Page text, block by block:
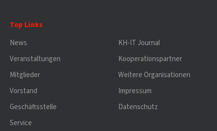
Top Links
News
Veranstaltungen
Mitglieder
Vorstand
Geschäftsstelle
Service
KH-IT Journal
Kooperationspartner
Weitere Organisationen
Impressum
Datenschutz